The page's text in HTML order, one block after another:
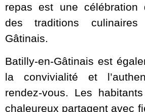
repas est une célébration
des traditions
Gâtinais.
Batilly-en-Gâtinais est
la convivialité et
rendez-vous. Les
chaleureux partagent avec